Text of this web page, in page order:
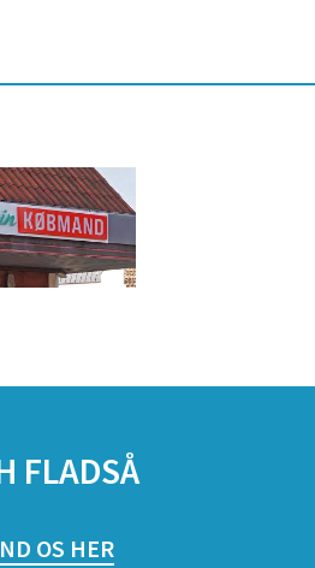
i bestyrelsen
i perioden
dag er han suppleant.
Morten på:30 20
FLADSÅ
OS HER